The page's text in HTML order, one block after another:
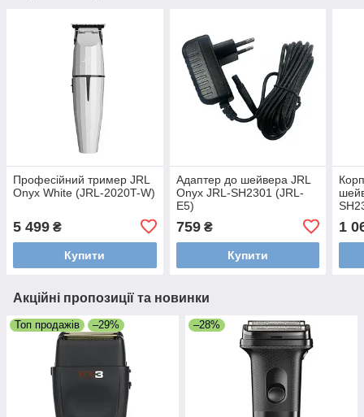
Професійний тример JRL
Onyx White (JRL-2020T-W)
5 499 ₴
Купити
Адаптер до шейвера JRL
Onyx JRL-SH2301 (JRL-
E5)
759₴
Купити
1
Акційні пропозиції та новинки
Топ продажів –29% –28%